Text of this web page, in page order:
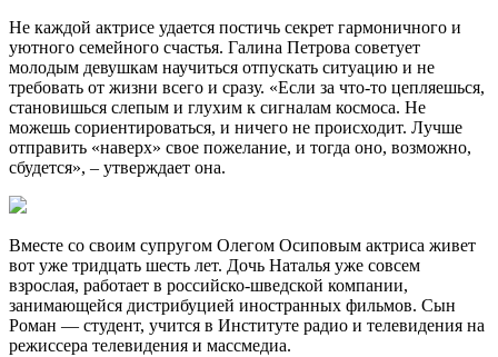
Не каждой актрисе удается постичь секрет гармоничного и
уютного семейного счастья. Галина Петрова советует
молодым девушкам научиться отпускать ситуацию и не
требовать от жизни всего и сразу. «Если за что-то цепляешься,
становишься слепым и глухим к сигналам космоса. Не
можешь сориентироваться, и ничего не происходит. Лучше
отправить «наверх» свое пожелание, и тогда оно, возможно,
сбудется», – утверждает она.
Вместе со своим супругом Олегом Осиповым актриса живет
вот уже тридцать шесть лет. Дочь Наталья уже совсем
взрослая, работает в российско-шведской компании,
занимающейся дистрибуцией иностранных фильмов. Сын
Роман — студент, учится в Институте радио и телевидения на
режиссера телевидения и массмедиа.